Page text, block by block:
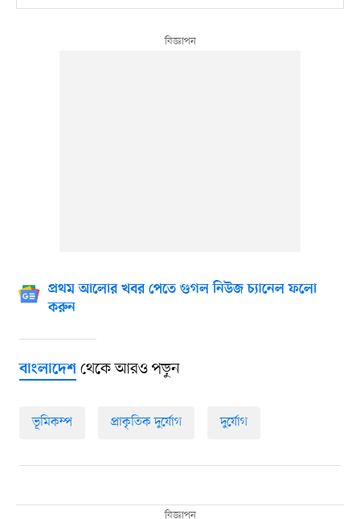
প্রথম আলোর খবর পেতে গুগল নিউজ চ্যানেল ফলো
করুন
বাংলাদেশথেকে আরও পড়ুন
ভূমিকম্প প্রাকৃতিক দুর্যোগ দুর্যোগ